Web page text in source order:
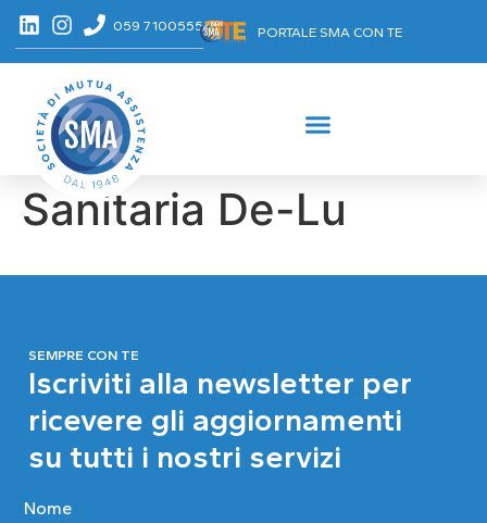
059 7100555 PORTALE SMA CON TE
Sanitaria De-Lu
SEMPRE CON TE
Iscriviti alla newsletter per
ricevere gli aggiornamenti
su tutti i nostri servizi
Nome